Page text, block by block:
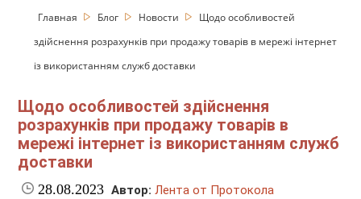
Главная Блог Новости
Щодо особливостей
здійснення розрахунків при продажу товарів в мережі інтернет
із використанням служб доставки
Щодо особливостей здійснення
розрахунків при продажу товарів в
мережі інтернет із використанням служб
доставки
28.08.2023 Автор: Лента от Протокола